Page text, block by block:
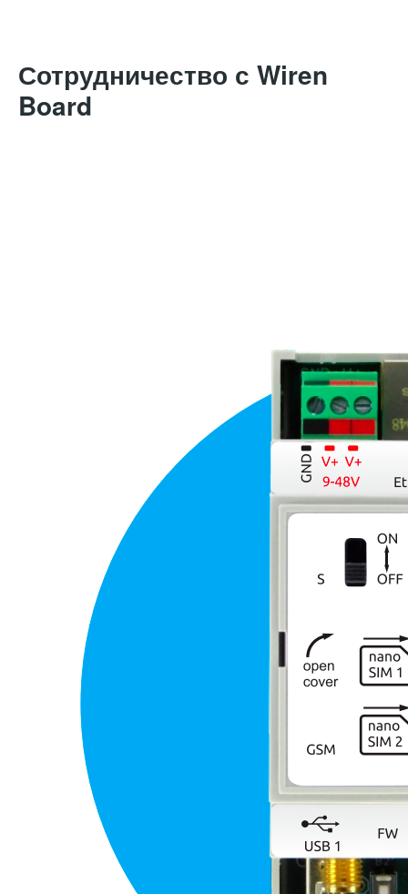
Сотрудничество с Wiren
Board